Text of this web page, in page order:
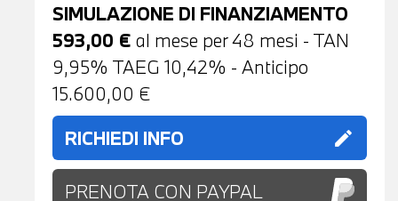
SIMULAZIONE DI FINANZIAMENTO
593,00 € al mese per48 mesi - TAN
9,95% TAEG 10,42% - Anticipo
15.600,00 €
RICHIEDI INFO
edit
PRENOTA CON PAYPAL